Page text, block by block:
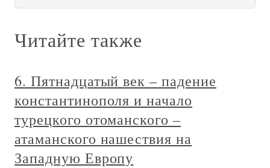
Читайте также
6. Пятнадцатый век – падение
константинополя и начало
турецкого отоманского –
атаманского нашествия на
Западную Европу